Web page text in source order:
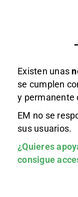
Existen unas
se cumplen
y permanente
EM no se
sus usuarios.
¿Quieres
consigue